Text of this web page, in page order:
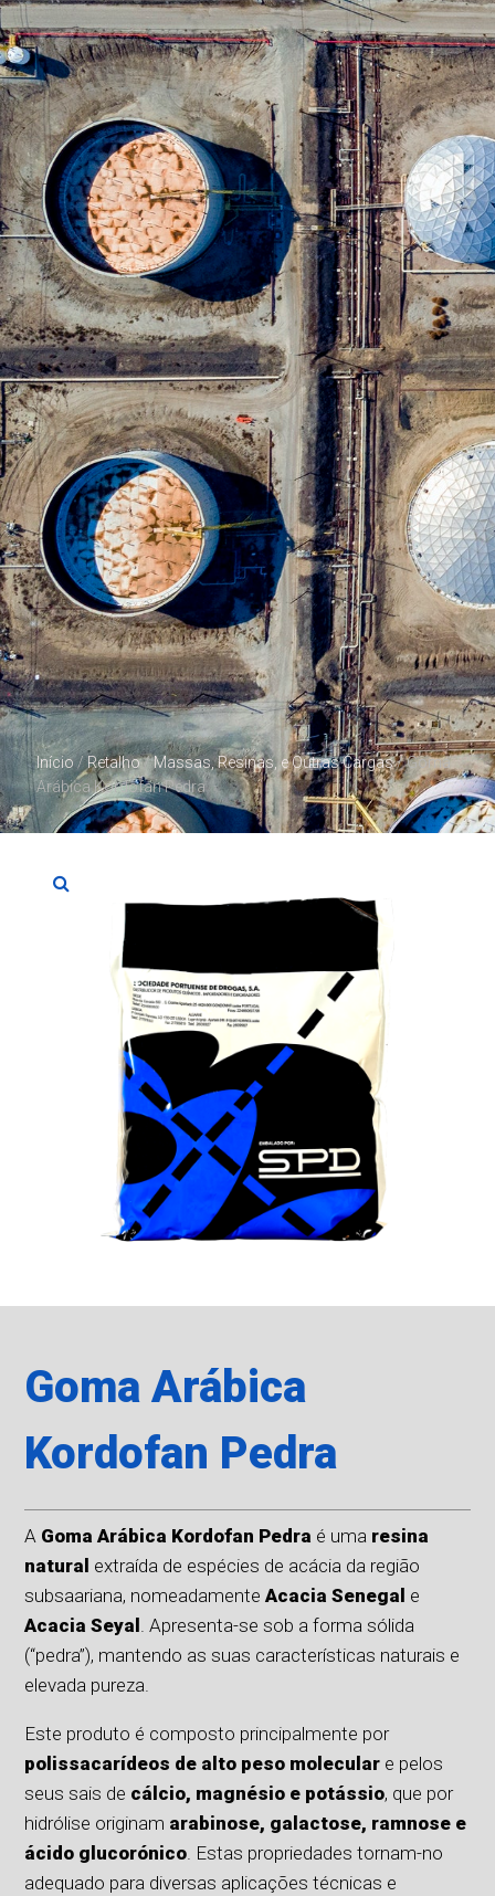
Início/ Retalho/Massas, Resinas, e Outras Cargas/ Goma
Arábica Kordofan Pedra
Goma Arábica
Kordofan Pedra
A Goma Arábica Kordofan Pedra é uma resina
natural extraída de espécies de acácia da região
subsaariana, nomeadamenteAcacia Senegal e
Acacia Seyal . Apresenta-se sob a forma sólida
(“pedra”), mantendo as suas características naturais e
elevada pureza.
Este produto é composto principalmente por
polissacarídeos de alto peso molecular e pelos
seus sais de cálcio, magnésio e potássio, que por
hidrólise originam arabinose, galactose, ramnose e
ácido glucorónico. Estas propriedades tornam-no
adequado para diversas aplicações técnicas e